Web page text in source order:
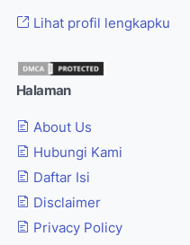
Lihat profil lengkapku
Halaman
About Us
Hubungi Kami
Daftar Isi
Disclaimer
Privacy Policy